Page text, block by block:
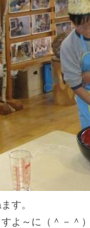
す。
よ～に（＾－＾）